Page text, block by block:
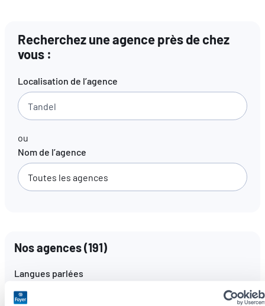
Recherchez une agence près de chez
vous :
Localisation de l’agence
ou
Nom de l’agence
Nos agences(191)
Langues parlées
Toutes les langues